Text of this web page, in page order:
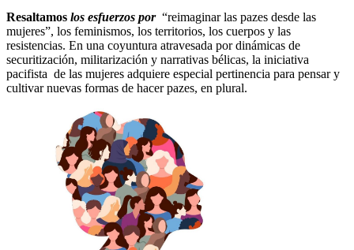
Resaltamos los esfuerzos por “reimaginar las pazes desde las
mujeres”, los feminismos, los territorios, los cuerpos y las
resistencias. En una coyuntura atravesada por dinámicas de
securitización, militarización y narrativas bélicas, la iniciativa
pacifista de las mujeres adquiere especial pertinencia para pensar y
cultivar nuevas formas de hacer pazes, en plural.